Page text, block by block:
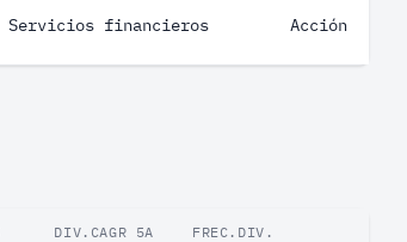
Servicios financieros Acción
DIV.CAGR 5A FREC.DIV.